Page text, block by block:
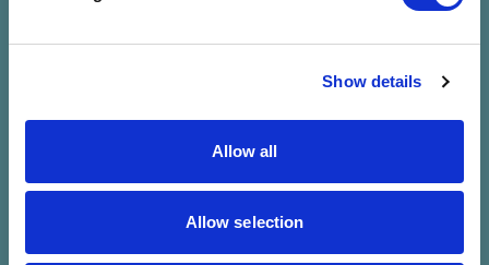
Show details
Allow all
Allow selection
HIPERKARMA
Jegyvásárlás
Bagossy Brothers
Bagossy Brothers
Perc)
Panoráma Színpad -
Jegyvásárlás